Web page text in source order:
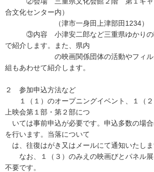
合文化センター内）
（津市一身田上津部田1234）
③内容 小津安二郎など三重県ゆかりの
で紹介します。また、県内
の映画関係団体の活動やフィルム
組もあわせて紹介します。
２ 参加申込方法など
１（１）のオープニングイベント、１（２
上映会第１部・第２部につ
いては事前申込が必要です。申込多数の場
を行います。当落について
は、往復はがき又はメールにて通知いたしま
なお、１（３）のみえの映画びとパネル展
不要です。